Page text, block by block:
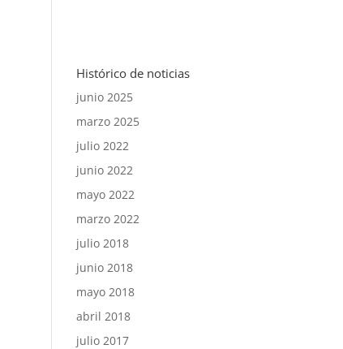
Histórico de noticias
junio 2025
marzo 2025
julio 2022
junio 2022
mayo 2022
marzo 2022
julio 2018
junio 2018
mayo 2018
abril 2018
julio 2017